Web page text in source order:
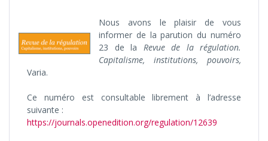
Nous avons le plaisir de vous
informer de la parution du numéro
23 de la Revue de la régulation.
Capitalisme, institutions, pouvoirs,
Varia.
Ce numéro est consultable librement à l’adresse
suivante :
https://journals.openedition.org/regulation/12639